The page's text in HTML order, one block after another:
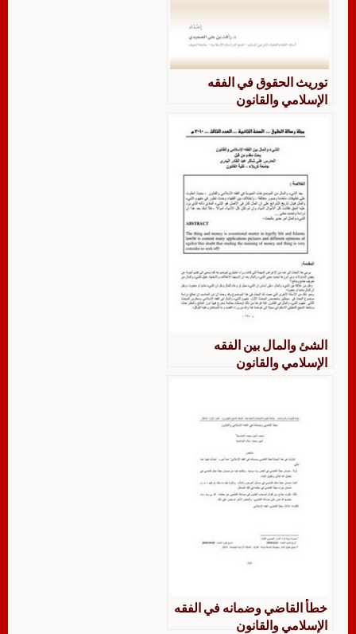
توريث الحقوق في الفقه
الإسلامي والقانون
الشئ والمال بين الفقه
الإسلامي والقانون
خطأ القاضي وضمانه في الفقه
الإسلامي والقانون